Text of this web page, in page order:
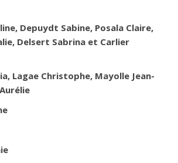
Depuydt Sabine, Posala Claire,
Delsert Sabrina et Carlier
Lagae Christophe, Mayolle Jean-